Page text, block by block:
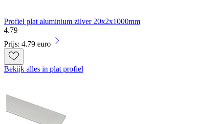
Profiel plat aluminium zilver 20x2x1000mm
4.79
Prijs: 4.79 euro
Bekijk alles in plat profiel